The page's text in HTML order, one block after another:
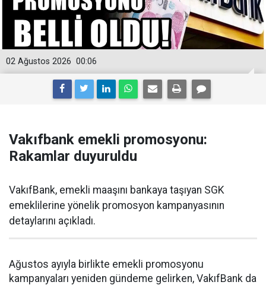
00:06
02 Ağustos 2026
Vakıfbank emekli promosyonu:
Rakamlar duyuruldu
VakıfBank, emekli maaşını bankaya taşıyan SGK
emeklilerine yönelik promosyon kampanyasının
detaylarını açıkladı.
Ağustos ayıyla birlikte emekli promosyonu
kampanyaları yeniden gündeme gelirken, VakıfBank da